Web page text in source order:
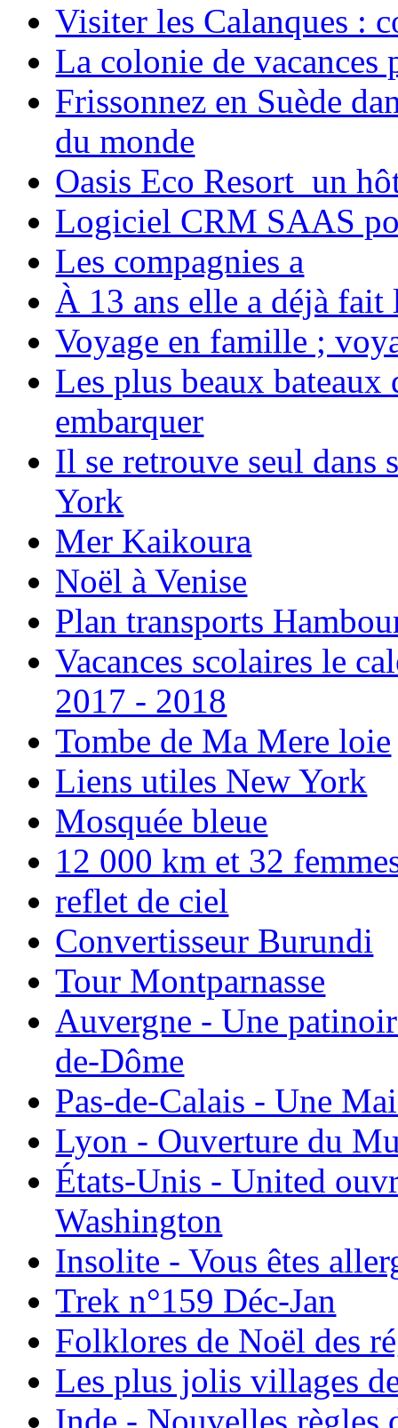
Visiter les Calanques :
La colonie de vacances
Frissonnez en Suède
du monde
Oasis Eco Resort un
Logiciel CRM SAAS
Les compagnies a
À 13 ans elle a déjà
Voyage en famille ;
Les plus beaux bateaux
embarquer
Il se retrouve seul dans
York
Mer Kaikoura
Noël à Venise
Plan transports
Vacances scolaires le
2017 - 2018
Tombe de Ma Mere loie
Liens utiles New York
Mosquée bleue
12 000 km et 32
reflet de ciel
Convertisseur Burundi
Tour Montparnasse
Auvergne - Une
de-Dôme
Pas-de-Calais - Une
Lyon - Ouverture du
États-Unis - United
Washington
Insolite - Vous êtes
Trek n°159 Déc-Jan
Folklores de Noël des
Les plus jolis villages
Inde - Nouvelles règles